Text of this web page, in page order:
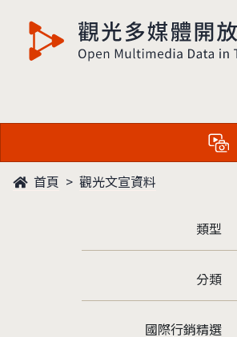
觀光多媒體開放資料
首頁 觀光文宣資料
類型
分類
國際行銷精選